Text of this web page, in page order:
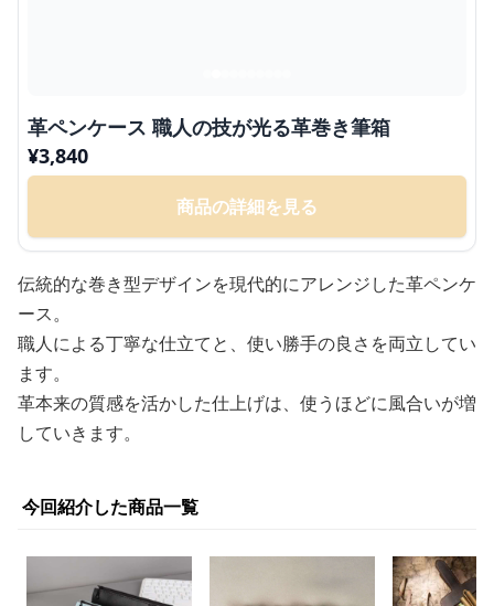
革ペンケース 職人の技が光る革巻き筆箱
¥3,840
商品の詳細を見る
伝統的な巻き型デザインを現代的にアレンジした革ペンケ
ース。
職人による丁寧な仕立てと、使い勝手の良さを両立してい
ます。
革本来の質感を活かした仕上げは、使うほどに風合いが増
していきます。
今回紹介した商品一覧